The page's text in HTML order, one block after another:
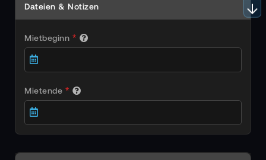
Dateien & Notizen
Mietbeginn
Mietende